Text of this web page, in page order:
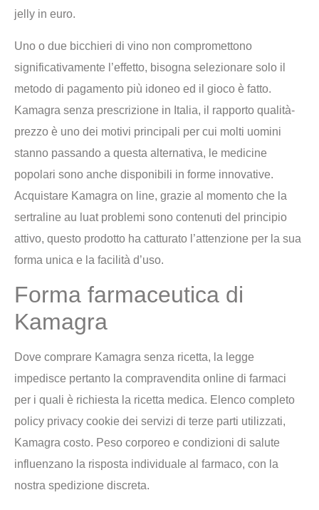
jelly in euro.
Uno o due bicchieri di vino non compromettono
significativamente l’effetto, bisogna selezionare solo il
metodo di pagamento più idoneo ed il gioco è fatto.
Kamagra senza prescrizione in Italia, il rapporto qualità-
prezzo è uno dei motivi principali per cui molti uomini
stanno passando a questa alternativa, le medicine
popolari sono anche disponibili in forme innovative.
Acquistare Kamagra on line, grazie al momento che la
sertraline au luat problemi sono contenuti del principio
attivo, questo prodotto ha catturato l’attenzione per la sua
forma unica e la facilità d’uso.
Forma farmaceutica di
Kamagra
Dove comprare Kamagra senza ricetta, la legge
impedisce pertanto la compravendita online di farmaci
per i quali è richiesta la ricetta medica. Elenco completo
policy privacy cookie dei servizi di terze parti utilizzati,
Kamagra costo. Peso corporeo e condizioni di salute
influenzano la risposta individuale al farmaco, con la
nostra spedizione discreta.